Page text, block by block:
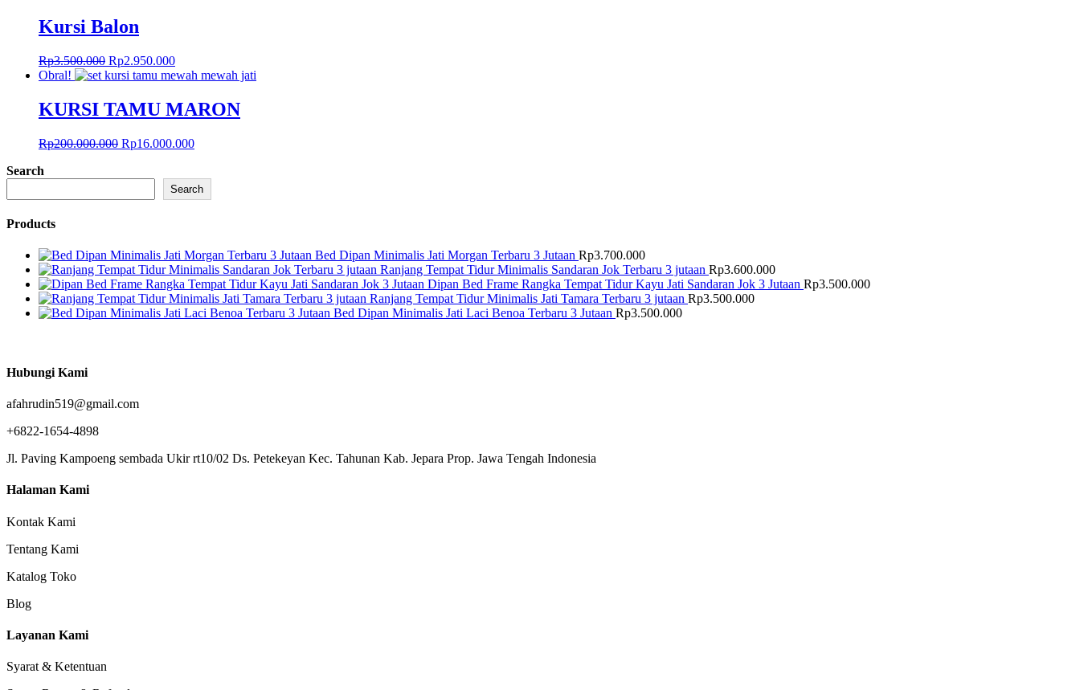
Rp27.000.000.
Kursi Balon
Rp3.500.000 Harga
aslinya
Rp3.500.000.
Rp2.950.000Harga
saat
adalah:
Rp2.950.000.
Obral!
KURSI TAMU MARON
Rp200.000.000 Harga
Rp200.000.000.
Rp16.000.000Harga
adalah:
Rp16.000.000.
Search
Search
Products
Bed Dipan Minimalis Jati Morgan Terbaru 3 Jutaan Rp3.700.000
Ranjang Tempat Tidur Minimalis Sandaran Jok Terbaru 3 jutaan Rp3.600.000
Dipan Bed Frame Rangka Tempat Tidur Kayu Jati Sandaran Jok 3 Jutaan Rp3.500.000
Ranjang Tempat Tidur Minimalis Jati Tamara Terbaru 3 jutaan Rp3.500.000
Bed Dipan Minimalis Jati Laci Benoa Terbaru 3 Jutaan Rp3.500.000
Hubungi Kami
afahrudin519@gmail.com
+6822-1654-4898
Jl. Paving Kampoeng sembada Ukir rt10/02 Ds. Petekeyan Kec. Tahunan Kab. Jepara Prop. Jawa Tengah Indonesia
Halaman Kami
Kontak Kami
Tentang Kami
Katalog Toko
Blog
Layanan Kami
Syarat & Ketentuan